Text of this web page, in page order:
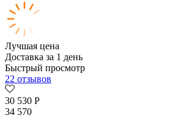
Лучшая цена
Доставка за 1 день
Быстрый просмотр
22 отзывов
30 530 Р
34 570